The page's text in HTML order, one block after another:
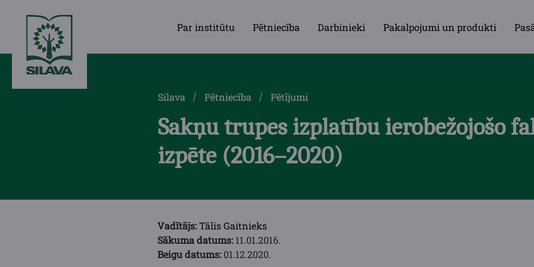
Par institūtu Pētniecība Darbinieki Pakalpojumi un produkti
Silava Pētniecība Pētījumi
Sakņu trupes izplatību ierobežojošo
izpēte (2016–2020)
Vadītājs:Tālis Gaitnieks
Sākuma datums:11.01.2016.
Beigu datums:01.12.2020.